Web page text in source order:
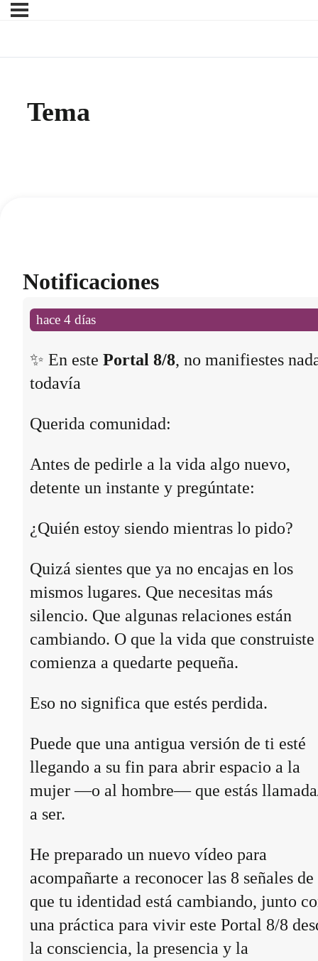
Tema
Notificaciones
hace 4 días
✨ En este Portal 8/8, no manifiestes
todavía
Querida comunidad:
Antes de pedirle a la vida algo nuevo,
detente un instante y pregúntate:
¿Quién estoy siendo mientras lo pido?
Quizá sientes que ya no encajas en los
mismos lugares. Que necesitas más
silencio. Que algunas relaciones están
cambiando. O que la vida que construiste
comienza a quedarte pequeña.
Eso no significa que estés perdida.
Puede que una antigua versión de ti esté
llegando a su fin para abrir espacio a la
mujer —o al hombre— que estás
a ser.
He preparado un nuevo vídeo para
acompañarte a reconocer las 8 señales de
que tu identidad está cambiando, junto
una práctica para vivir este Portal 8/8
la consciencia, la presencia y la